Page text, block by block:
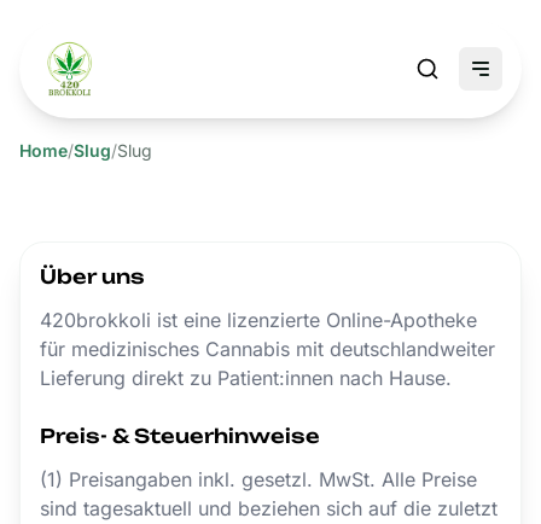
Home/Slug/Slug
Über uns
420brokkoli ist eine lizenzierte Online-Apotheke
für medizinisches Cannabis mit deutschlandweiter
Lieferung direkt zu Patient:innen nach Hause.
Preis- & Steuerhinweise
(1) Preisangaben inkl. gesetzl. MwSt. Alle Preise
sind tagesaktuell und beziehen sich auf die zuletzt